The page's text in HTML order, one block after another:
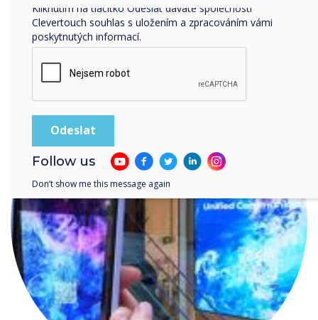
READ NEXT
Kliknutím na tlačítko Odeslat dáváte společnosti
Clevertouch souhlas s uložením a zpracováním vámi
poskytnutých informací.
Follow us
Don’t show me this message again